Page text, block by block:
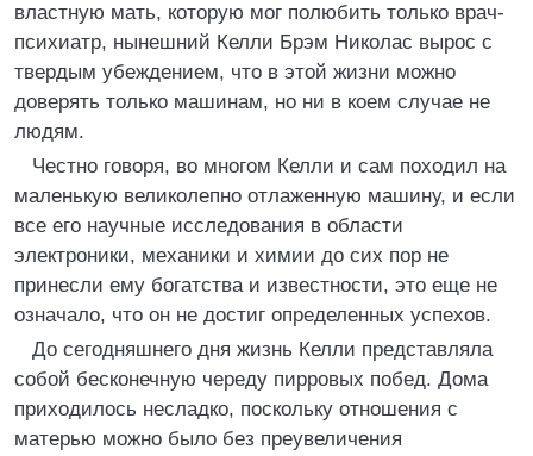
властную мать, которую мог полюбить только врач-
психиатр, нынешний Келли Брэм Николас вырос с
твердым убеждением, что в этой жизни можно
доверять только машинам, но ни в коем случае не
людям.
Честно говоря, во многом Келли и сам походил на
маленькую великолепно отлаженную машину, и если
все его научные исследования в области
электроники, механики и химии до сих пор не
принесли ему богатства и известности, это еще не
означало, что он не достиг определенных успехов.
До сегодняшнего дня жизнь Келли представляла
собой бесконечную череду пирровых побед. Дома
приходилось несладко, поскольку отношения с
матерью можно было без преувеличения